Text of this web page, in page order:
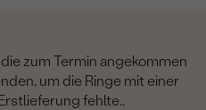
zum Termin angekommen
um die Ringe mit einer
fehlte..